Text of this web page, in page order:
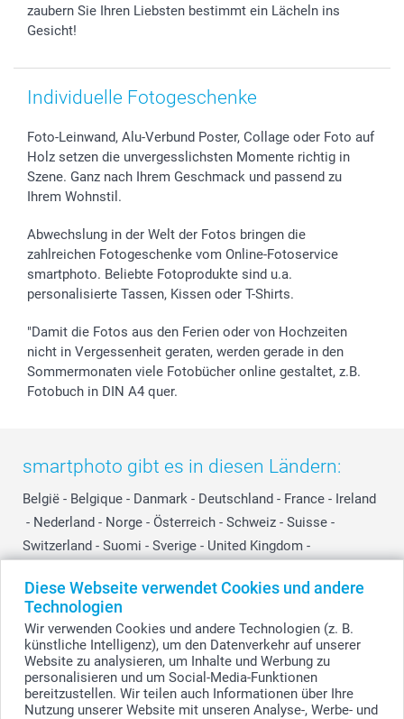
Diese Webseite verwendet Cookies und andere
Technologien
Wir verwenden Cookies und andere Technologien (z. B.
künstliche Intelligenz), um den Datenverkehr auf unserer
Website zu analysieren, um Inhalte und Werbung zu
personalisieren und um Social-Media-Funktionen
bereitzustellen. Wir teilen auch Informationen über Ihre
Nutzung unserer Website mit unseren Analyse-, Werbe- und
zaubern Sie Ihren Liebsten bestimmt ein Lächeln ins
Gesicht!
Individuelle Fotogeschenke
Foto-Leinwand, Alu-Verbund Poster, Collage oder Foto auf
Holz setzen die unvergesslichsten Momente richtig in
Szene. Ganz nach Ihrem Geschmack und passend zu
Ihrem Wohnstil.
Abwechslung in der Welt der Fotos bringen die
zahlreichen Fotogeschenke vom Online-Fotoservice
smartphoto. Beliebte Fotoprodukte sind u.a.
personalisierte Tassen, Kissen oder T-Shirts.
"Damit die Fotos aus den Ferien oder von Hochzeiten
nicht in Vergessenheit geraten, werden gerade in den
Sommermonaten viele Fotobücher online gestaltet, z.B.
Fotobuch in DIN A4 quer.
smartphoto gibt es in diesen Ländern:
België - Belgique - Danmark - Deutschland - France - Ireland
- Nederland - Norge - Österreich - Schweiz - Suisse -
Switzerland - Suomi - Sverige - United Kingdom -
Other Countries
© smartphoto Group. Alle Rechte vorbehalten.
Alle Preise verstehen sich in EURO (€) inkl. MwSt. und zzgl. Versandkosten.